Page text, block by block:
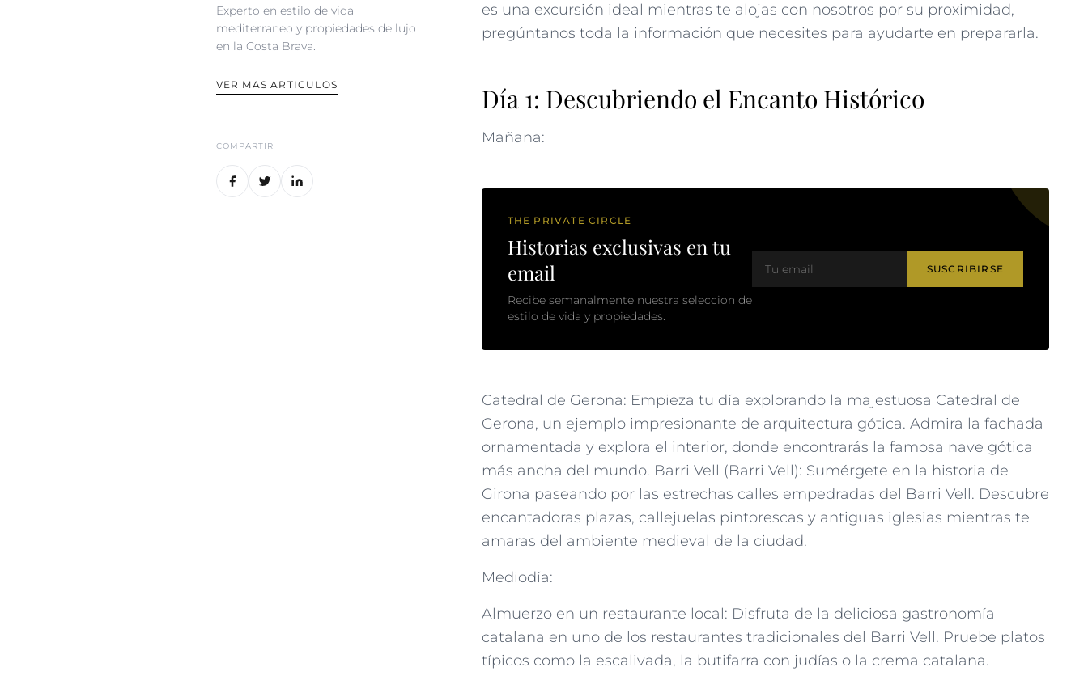
Experto en estilo de vida
mediterraneo y propiedades de lujo
en la Costa Brava.
VER MAS ARTICULOS
COMPARTIR
es una excursión ideal mientras te alojas con nosotros por su proximidad,
pregúntanos toda la información que necesites para ayudarte en prepararla.
Día 1: Descubriendo el Encanto Histórico
Mañana:
THE PRIVATE CIRCLE
Historias exclusivas en tu
email
Recibe semanalmente nuestra seleccion de
estilo de vida y propiedades.
SUSCRIBIRSE
Catedral de Gerona: Empieza tu día explorando la majestuosa Catedral de
Gerona, un ejemplo impresionante de arquitectura gótica. Admira la fachada
ornamentada y explora el interior, donde encontrarás la famosa nave gótica
más ancha del mundo. Barri Vell (Barri Vell): Sumérgete en la historia de
Girona paseando por las estrechas calles empedradas del Barri Vell. Descubre
encantadoras plazas, callejuelas pintorescas y antiguas iglesias mientras te
amaras del ambiente medieval de la ciudad.
Mediodía:
Almuerzo en un restaurante local: Disfruta de la deliciosa gastronomía
catalana en uno de los restaurantes tradicionales del Barri Vell. Pruebe platos
típicos como la escalivada, la butifarra con judías o la crema catalana.